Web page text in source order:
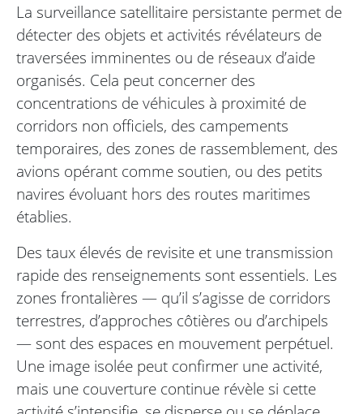
La surveillance satellitaire persistante permet de
détecter des objets et activités révélateurs de
traversées imminentes ou de réseaux d’aide
organisés. Cela peut concerner des
concentrations de véhicules à proximité de
corridors non officiels, des campements
temporaires, des zones de rassemblement, des
avions opérant comme soutien, ou des petits
navires évoluant hors des routes maritimes
établies.
Des taux élevés de revisite et une transmission
rapide des renseignements sont essentiels. Les
zones frontalières — qu’il s’agisse de corridors
terrestres, d’approches côtières ou d’archipels
— sont des espaces en mouvement perpétuel.
Une image isolée peut confirmer une activité,
mais une couverture continue révèle si cette